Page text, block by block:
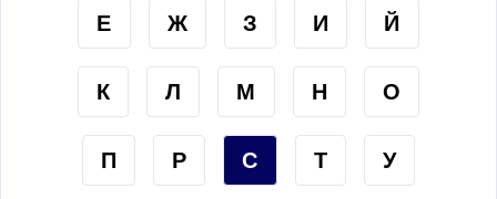
Е Ж З И Й
К Л М Н О
П Р С Т У